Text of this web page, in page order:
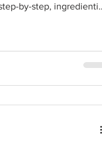
by-step, ingredienti